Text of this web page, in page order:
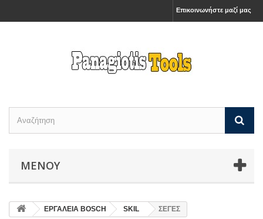
Επικοινωνήστε μαζί μας
ΜΕΝΟΎ
ΕΡΓΑΛΕΙΑ BOSCH SKIL ΣΕΓΕΣ